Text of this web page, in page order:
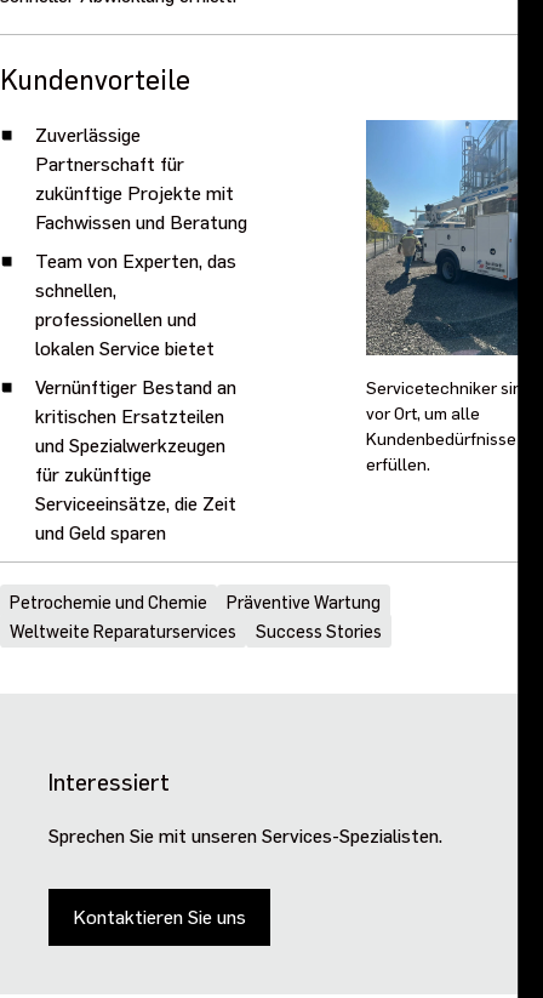
Kundenvorteile
Servicetechniker sind
vor Ort, um alle
Kundenbedürfnisse zu
erfüllen.
Zuverlässige
Partnerschaft für
zukünftige Projekte mit
Fachwissen und Beratung
Team von Experten, das
schnellen,
professionellen und
lokalen Service bietet
Vernünftiger Bestand an
kritischen Ersatzteilen
und Spezialwerkzeugen
für zukünftige
Serviceeinsätze, die Zeit
und Geld sparen
Petrochemie und Chemie
Präventive Wartung
Weltweite Reparaturservices
Success Stories
Interessiert
Sprechen Sie mit unseren Services-Spezialisten.
Kontaktieren Sie uns